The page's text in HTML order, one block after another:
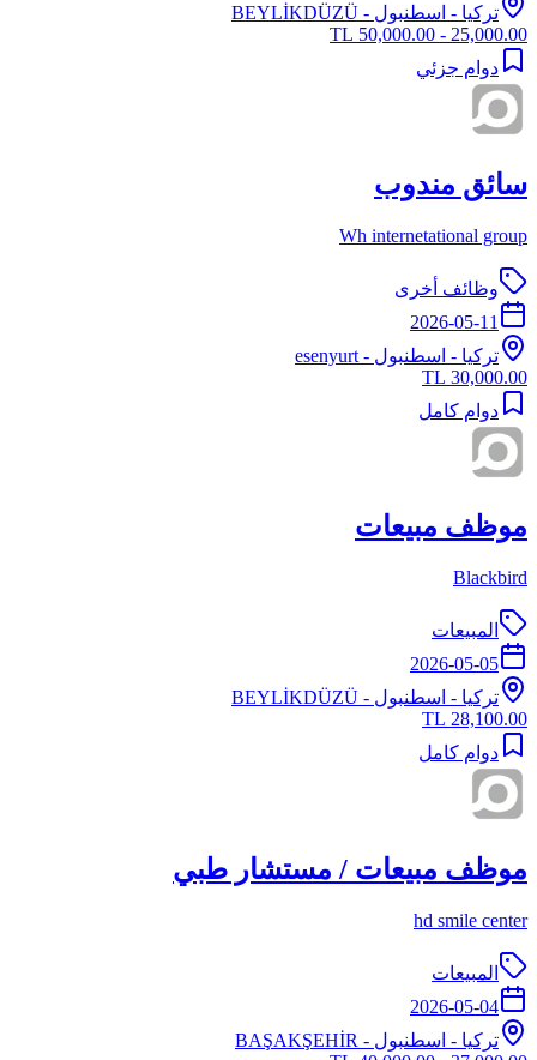
تركيا - اسطنبول - BEYLİKDÜZÜ
25,000.00 - 50,000.00 TL
دوام جزئي
سائق مندوب
Wh internetational group
وظائف أخرى
2026-05-11
تركيا - اسطنبول - esenyurt
30,000.00 TL
دوام كامل
موظف مبيعات
Blackbird
المبيعات
2026-05-05
تركيا - اسطنبول - BEYLİKDÜZÜ
28,100.00 TL
دوام كامل
موظف مبيعات / مستشار طبي
hd smile center
المبيعات
2026-05-04
تركيا - اسطنبول - BAŞAKŞEHİR